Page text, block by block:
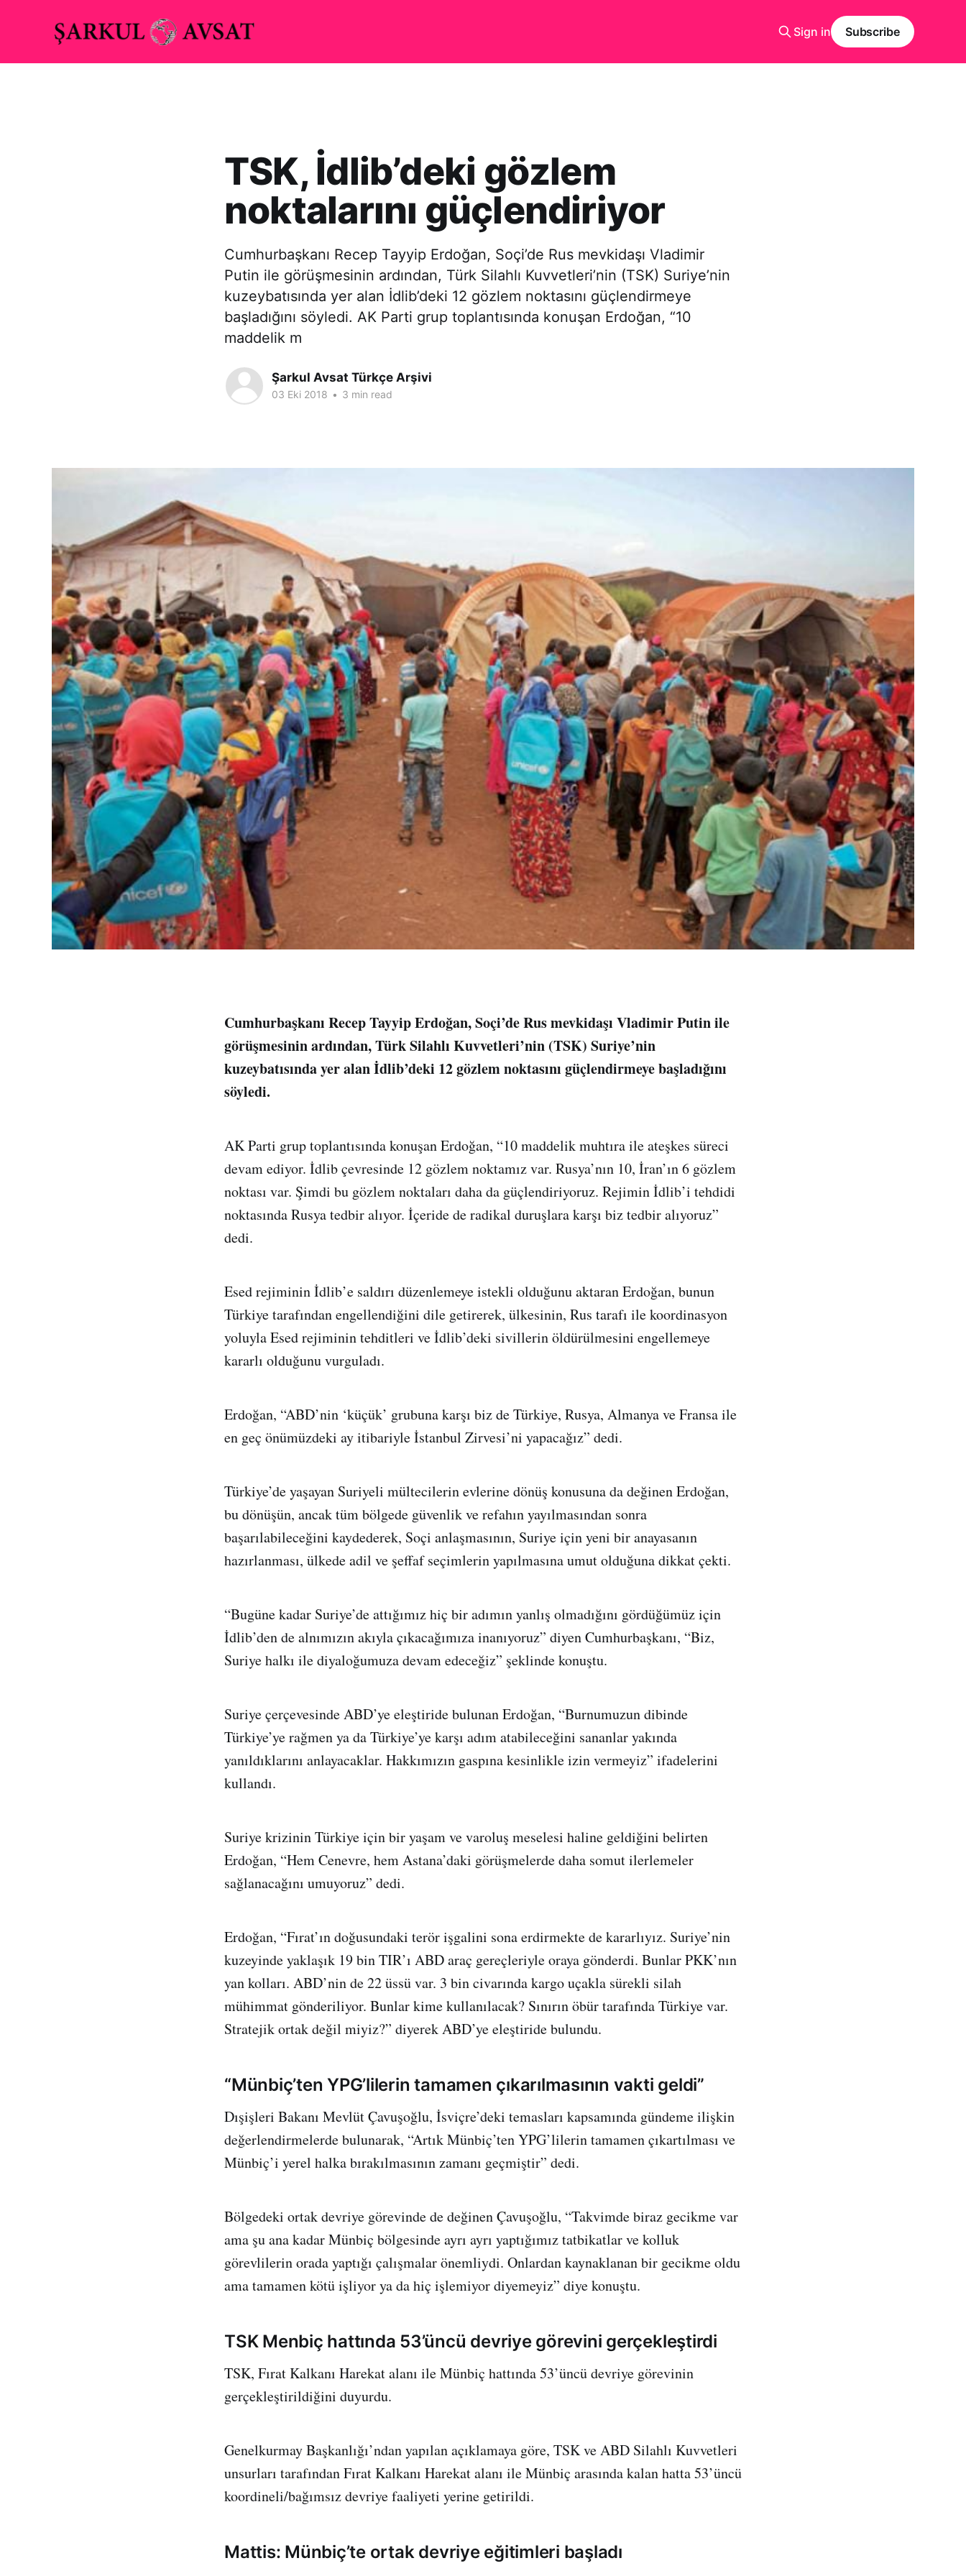
Sign in Subscribe
TSK, İdlib’deki gözlem
noktalarını güçlendiriyor
Cumhurbaşkanı Recep Tayyip Erdoğan, Soçi’de Rus mevkidaşı Vladimir
Putin ile görüşmesinin ardından, Türk Silahlı Kuvvetleri’nin (TSK) Suriye’nin
kuzeybatısında yer alan İdlib’deki 12 gözlem noktasını güçlendirmeye
başladığını söyledi. AK Parti grup toplantısında konuşan Erdoğan, “10
maddelik m
Şarkul Avsat Türkçe Arşivi
03 Eki 2018 • 3 min read
Cumhurbaşkanı Recep Tayyip Erdoğan, Soçi’de Rus mevkidaşı Vladimir Putin ile
görüşmesinin ardından, Türk Silahlı Kuvvetleri’nin (TSK) Suriye’nin
kuzeybatısında yer alan İdlib’deki 12 gözlem noktasını güçlendirmeye başladığını
söyledi.
AK Parti grup toplantısında konuşan Erdoğan, “10 maddelik muhtıra ile ateşkes süreci
devam ediyor. İdlib çevresinde 12 gözlem noktamız var. Rusya’nın 10, İran’ın 6 gözlem
noktası var. Şimdi bu gözlem noktaları daha da güçlendiriyoruz. Rejimin İdlib’i tehdidi
noktasında Rusya tedbir alıyor. İçeride de radikal duruşlara karşı biz tedbir alıyoruz”
dedi.
Esed rejiminin İdlib’e saldırı düzenlemeye istekli olduğunu aktaran Erdoğan, bunun
Türkiye tarafından engellendiğini dile getirerek, ülkesinin, Rus tarafı ile koordinasyon
yoluyla Esed rejiminin tehditleri ve İdlib’deki sivillerin öldürülmesini engellemeye
kararlı olduğunu vurguladı.
Erdoğan, “ABD’nin ‘küçük’ grubuna karşı biz de Türkiye, Rusya, Almanya ve Fransa ile
en geç önümüzdeki ay itibariyle İstanbul Zirvesi’ni yapacağız” dedi.
Türkiye’de yaşayan Suriyeli mültecilerin evlerine dönüş konusuna da değinen Erdoğan,
bu dönüşün, ancak tüm bölgede güvenlik ve refahın yayılmasından sonra
başarılabileceğini kaydederek, Soçi anlaşmasının, Suriye için yeni bir anayasanın
hazırlanması, ülkede adil ve şeffaf seçimlerin yapılmasına umut olduğuna dikkat çekti.
“Bugüne kadar Suriye’de attığımız hiç bir adımın yanlış olmadığını gördüğümüz için
İdlib’den de alnımızın akıyla çıkacağımıza inanıyoruz” diyen Cumhurbaşkanı, “Biz,
Suriye halkı ile diyaloğumuza devam edeceğiz” şeklinde konuştu.
Suriye çerçevesinde ABD’ye eleştiride bulunan Erdoğan, “Burnumuzun dibinde
Türkiye’ye rağmen ya da Türkiye’ye karşı adım atabileceğini sananlar yakında
yanıldıklarını anlayacaklar. Hakkımızın gaspına kesinlikle izin vermeyiz” ifadelerini
kullandı.
Suriye krizinin Türkiye için bir yaşam ve varoluş meselesi haline geldiğini belirten
Erdoğan, “Hem Cenevre, hem Astana’daki görüşmelerde daha somut ilerlemeler
sağlanacağını umuyoruz” dedi.
Erdoğan, “Fırat’ın doğusundaki terör işgalini sona erdirmekte de kararlıyız. Suriye’nin
kuzeyinde yaklaşık 19 bin TIR’ı ABD araç gereçleriyle oraya gönderdi. Bunlar PKK’nın
yan kolları. ABD’nin de 22 üssü var. 3 bin civarında kargo uçakla sürekli silah
mühimmat gönderiliyor. Bunlar kime kullanılacak? Sınırın öbür tarafında Türkiye var.
Stratejik ortak değil miyiz?” diyerek ABD’ye eleştiride bulundu.
“Münbiç’ten YPG’lilerin tamamen çıkarılmasının vakti geldi”
Dışişleri Bakanı Mevlüt Çavuşoğlu, İsviçre’deki temasları kapsamında gündeme ilişkin
değerlendirmelerde bulunarak, “Artık Münbiç’ten YPG’lilerin tamamen çıkartılması ve
Münbiç’i yerel halka bırakılmasının zamanı geçmiştir” dedi.
Bölgedeki ortak devriye görevinde de değinen Çavuşoğlu, “Takvimde biraz gecikme var
ama şu ana kadar Münbiç bölgesinde ayrı ayrı yaptığımız tatbikatlar ve kolluk
görevlilerin orada yaptığı çalışmalar önemliydi. Onlardan kaynaklanan bir gecikme oldu
ama tamamen kötü işliyor ya da hiç işlemiyor diyemeyiz” diye konuştu.
TSK Menbiç hattında 53’üncü devriye görevini gerçekleştirdi
TSK, Fırat Kalkanı Harekat alanı ile Münbiç hattında 53’üncü devriye görevinin
gerçekleştirildiğini duyurdu.
Genelkurmay Başkanlığı’ndan yapılan açıklamaya göre, TSK ve ABD Silahlı Kuvvetleri
unsurları tarafından Fırat Kalkanı Harekat alanı ile Münbiç arasında kalan hatta 53’üncü
koordineli/bağımsız devriye faaliyeti yerine getirildi.
Mattis: Münbiç’te ortak devriye eğitimleri başladı